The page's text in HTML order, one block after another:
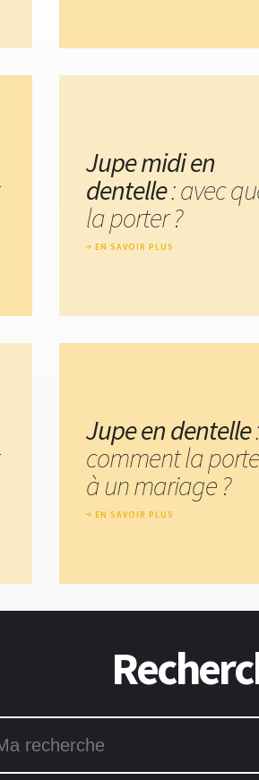
Jupe midi en
dentelle: avec
la porter ?
EN SAVOIR PLUS
Jupe en dentelle:
comment la
à un mariage ?
EN SAVOIR PLUS